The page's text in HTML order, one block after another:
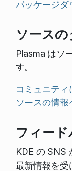
パッケージダ
ソース
Plasma はソ
す。
コミュニテ
ソースの情報
フィード
KDE の SNS
最新情報を受